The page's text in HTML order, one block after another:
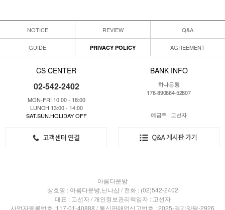
NOTICE REVIEW Q&A
GUIDE PRIVACY POLICY AGREEMENT
CS CENTER
02-542-2402
MON-FRI 10:00 - 18:00
LUNCH 13:00 - 14:00
SAT.SUN.HOLIDAY OFF
BANK INFO
하나은행
176-890664-52807
예금주 : 고선자
아름다운방
상호명 : 아름다운방,난나샵 / 전화 : (02)542-2402
대표 : 고선자 / 개인정보관리책임자 : 고선자
사업자등록번호 :117-01-40888 / 통신판매업신고번호 : 2025-경기양평-2926